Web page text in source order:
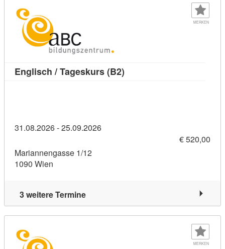
MERKEN
Englisch / Tageskurs (B2)
31.08.2026 - 25.09.2026
€ 520,00
Mariannengasse 1/12
1090 Wien
3 weitere Termine
MERKEN